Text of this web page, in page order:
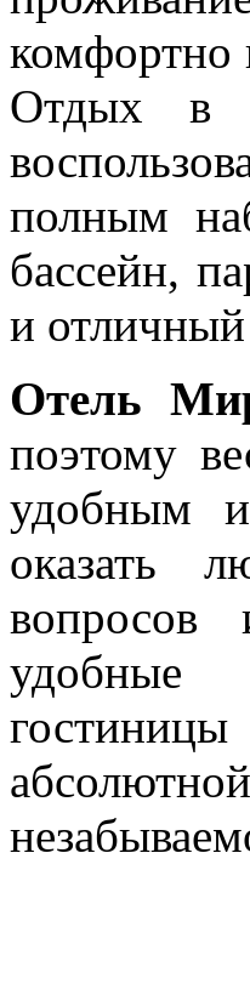
комфортно
Отдых в
полным
бассейн,
и отличный
Отель
поэтому
удобным
оказать
вопросов
удобные